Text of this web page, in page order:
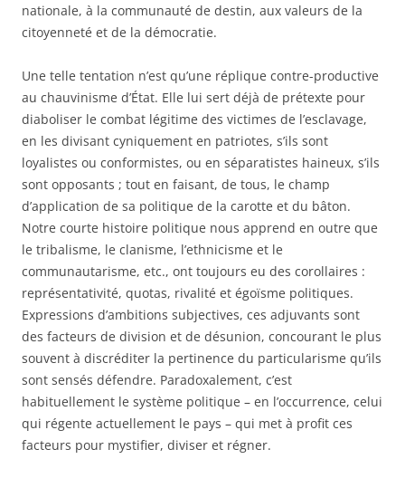
nationale, à la communauté de destin, aux valeurs de la
citoyenneté et de la démocratie.
Une telle tentation n’est qu’une réplique contre-productive
au chauvinisme d’État. Elle lui sert déjà de prétexte pour
diaboliser le combat légitime des victimes de l’esclavage,
en les divisant cyniquement en patriotes, s’ils sont
loyalistes ou conformistes, ou en séparatistes haineux, s’ils
sont opposants ; tout en faisant, de tous, le champ
d’application de sa politique de la carotte et du bâton.
Notre courte histoire politique nous apprend en outre que
le tribalisme, le clanisme, l’ethnicisme et le
communautarisme, etc., ont toujours eu des corollaires :
représentativité, quotas, rivalité et égoïsme politiques.
Expressions d’ambitions subjectives, ces adjuvants sont
des facteurs de division et de désunion, concourant le plus
souvent à discréditer la pertinence du particularisme qu’ils
sont sensés défendre. Paradoxalement, c’est
habituellement le système politique – en l’occurrence, celui
qui régente actuellement le pays – qui met à profit ces
facteurs pour mystifier, diviser et régner.